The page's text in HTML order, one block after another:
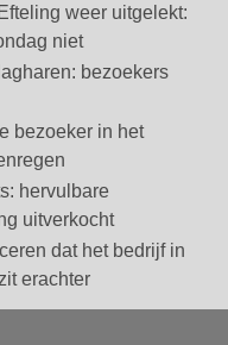
weer uitgelekt:
niet
bezoekers
bezoeker in het
hervulbare
uitverkocht
dat het bedrijf in
erachter